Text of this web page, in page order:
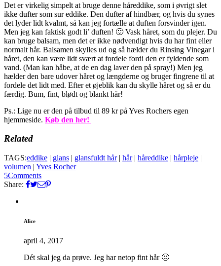
Det er virkelig simpelt at bruge denne håreddike, som i øvrigt slet
ikke dufter som sur eddike. Den dufter af hindbær, og hvis du synes
det lyder lidt kvalmt, så kan jeg fortælle at duften forsvinder igen.
Men jeg kan faktisk godt li’ duften! 🙂 Vask håret, som du plejer. Du
kan bruge balsam, men det er ikke nødvendigt hvis du har fint eller
normalt hår. Balsamen skylles ud og så hælder du Rinsing Vinegar i
håret, den kan være lidt svært at fordele fordi den er fyldende som
vand. (Man kan håbe, at de en dag laver den på spray!) Men jeg
hælder den bare udover håret og længderne og bruger fingrene til at
fordele det lidt med. Efter et øjeblik kan du skylle håret og så er du
færdig. Bum, fint, blødt og blankt hår!
Ps.: Lige nu er den på tilbud til 89 kr på Yves Rochers egen
hjemmeside. Køb den her!
Related
TAGS:eddike | glans | glansfuldt hår| hår| håreddike | hårpleje |
volumen | Yves Rocher
5Comments
Share:
Alice
april 4, 2017
Dét skal jeg da prøve. Jeg har netop fint hår 🙂